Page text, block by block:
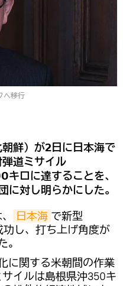
へ移行
鮮）が2日に日本海で
道ミサイル
ロに達することを、
対し明らかにした。
日本海 で新型
し、打ち上げ角度が
。
に関する米朝間の作業
イルは島根県沖350キ